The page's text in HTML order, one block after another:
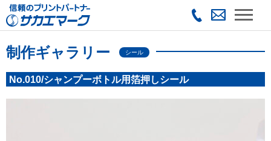
制作ギャラリー シール
No.010/シャンプーボトル用箔押しシール